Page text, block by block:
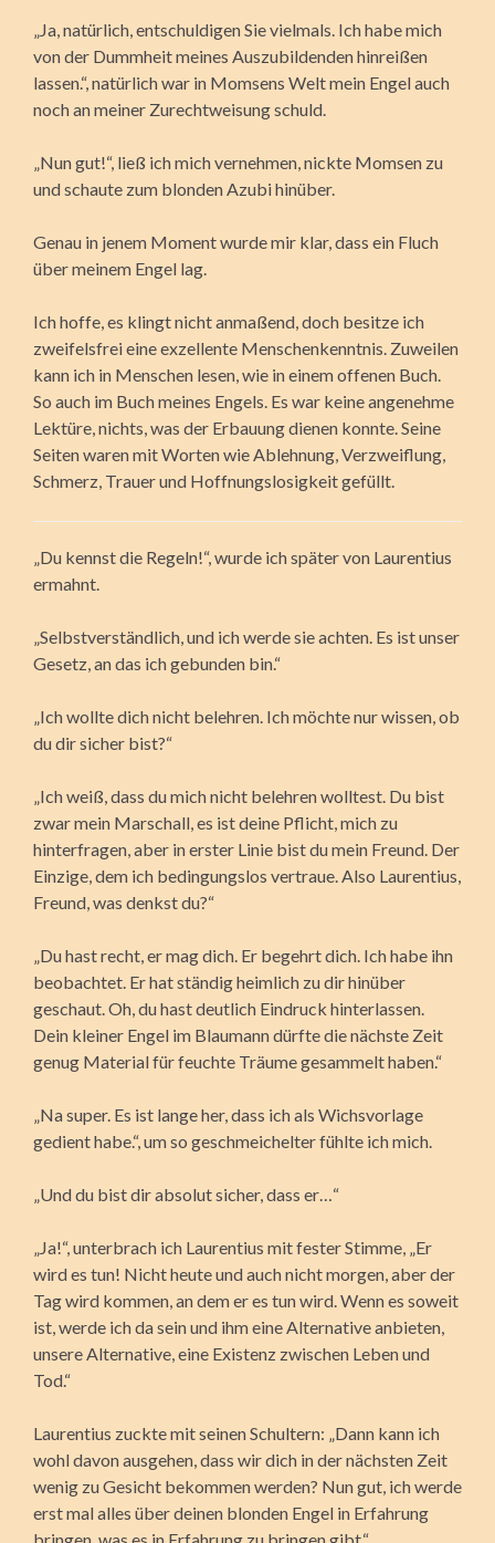
„Ja, natürlich, entschuldigen Sie vielmals. Ich habe mich
von der Dummheit meines Auszubildenden hinreißen
lassen.“, natürlich war in Momsens Welt mein Engel auch
noch an meiner Zurechtweisung schuld.
„Nun gut!“, ließ ich mich vernehmen, nickte Momsen zu
und schaute zum blonden Azubi hinüber.
Genau in jenem Moment wurde mir klar, dass ein Fluch
über meinem Engel lag.
Ich hoffe, es klingt nicht anmaßend, doch besitze ich
zweifelsfrei eine exzellente Menschenkenntnis. Zuweilen
kann ich in Menschen lesen, wie in einem offenen Buch.
So auch im Buch meines Engels. Es war keine angenehme
Lektüre, nichts, was der Erbauung dienen konnte. Seine
Seiten waren mit Worten wie Ablehnung, Verzweiflung,
Schmerz, Trauer und Hoffnungslosigkeit gefüllt.
„Du kennst die Regeln!“, wurde ich später von Laurentius
ermahnt.
„Selbstverständlich, und ich werde sie achten. Es ist unser
Gesetz, an das ich gebunden bin.“
„Ich wollte dich nicht belehren. Ich möchte nur wissen, ob
du dir sicher bist?“
„Ich weiß, dass du mich nicht belehren wolltest. Du bist
zwar mein Marschall, es ist deine Pflicht, mich zu
hinterfragen, aber in erster Linie bist du mein Freund. Der
Einzige, dem ich bedingungslos vertraue. Also Laurentius,
Freund, was denkst du?“
„Du hast recht, er mag dich. Er begehrt dich. Ich habe ihn
beobachtet. Er hat ständig heimlich zu dir hinüber
geschaut. Oh, du hast deutlich Eindruck hinterlassen.
Dein kleiner Engel im Blaumann dürfte die nächste Zeit
genug Material für feuchte Träume gesammelt haben.“
„Na super. Es ist lange her, dass ich als Wichsvorlage
gedient habe.“, um so geschmeichelter fühlte ich mich.
„Und du bist dir absolut sicher, dass er…“
„Ja!“, unterbrach ich Laurentius mit fester Stimme, „Er
wird es tun! Nicht heute und auch nicht morgen, aber der
Tag wird kommen, an dem er es tun wird. Wenn es soweit
ist, werde ich da sein und ihm eine Alternative anbieten,
unsere Alternative, eine Existenz zwischen Leben und
Tod.“
Laurentius zuckte mit seinen Schultern: „Dann kann ich
wohl davon ausgehen, dass wir dich in der nächsten Zeit
wenig zu Gesicht bekommen werden? Nun gut, ich werde
erst mal alles über deinen blonden Engel in Erfahrung
bringen, was es in Erfahrung zu bringen gibt.“